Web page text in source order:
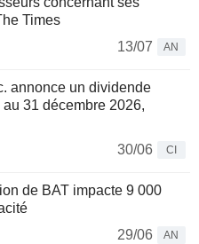
Times
13/07
AN
annonce un dividende
31 décembre 2026,
30/06
CI
de BAT impacte 9 000
29/06
AN